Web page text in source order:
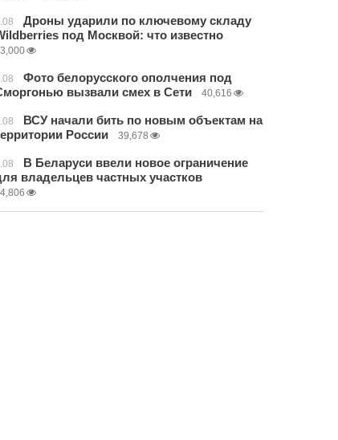
Дроны ударили по ключевому складу
под Москвой: что известно
Фото белорусского ополчения под
вызвали смех в Сети
40,616
ВСУ начали бить по новым объектам на
России
39,678
В Беларуси ввели новое ограничение
владельцев частных участков